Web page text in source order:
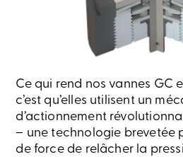
Ce qui rend nos vannes GC
c’est qu’elles utilisent un
d’actionnement
– une technologie brevetée
de force de relâcher la